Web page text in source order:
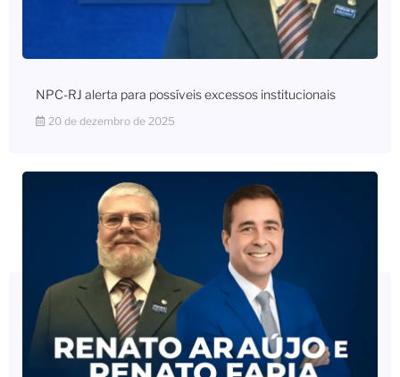
NPC-RJ alerta para possíveis excessos institucionais
20 de dezembro de 2025